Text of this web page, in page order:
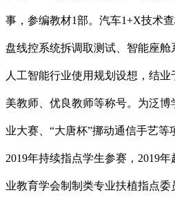
事，参编教材1部。汽车1+X技术
盘线控系统拆调取测试、智能座
人工智能行业使用规划设想，结
美教师、优良教师等称号。为泛
业大赛、“大唐杯”挪动通信手艺
2019年持续指点学生参赛，2019
业教育学会制制类专业扶植指点